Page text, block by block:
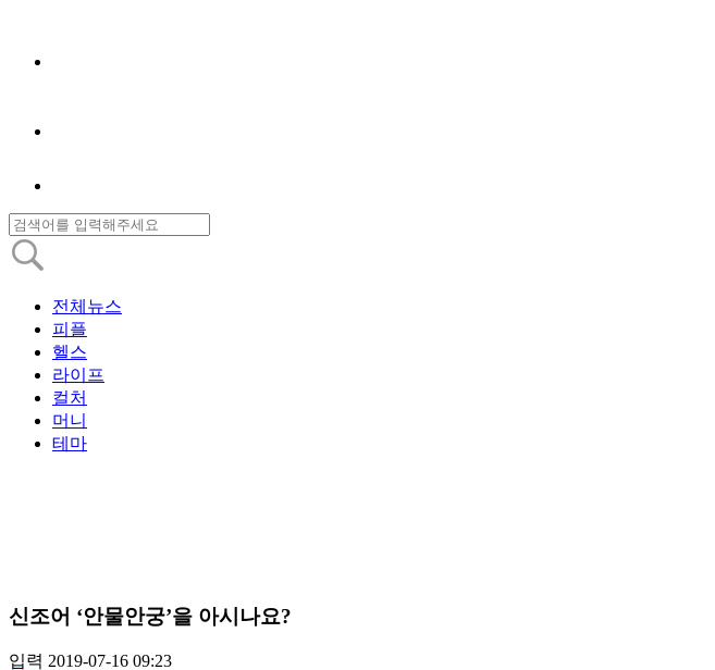
전체뉴스
피플
헬스
라이프
컬처
머니
테마
신조어 ‘안물안궁’을 아시나요?
입력 2019-07-16 09:23